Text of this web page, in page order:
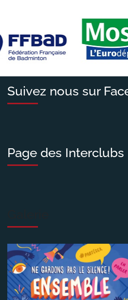
Suivez nous sur
Page des Interclubs